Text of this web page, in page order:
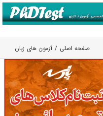
صفحه اصلی آزمون های زبان